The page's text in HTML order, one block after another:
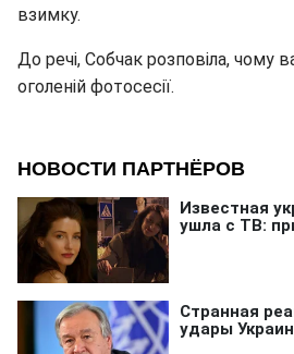
взимку.
До речі, Собчак розповіла, чому
оголеній фотосесії.